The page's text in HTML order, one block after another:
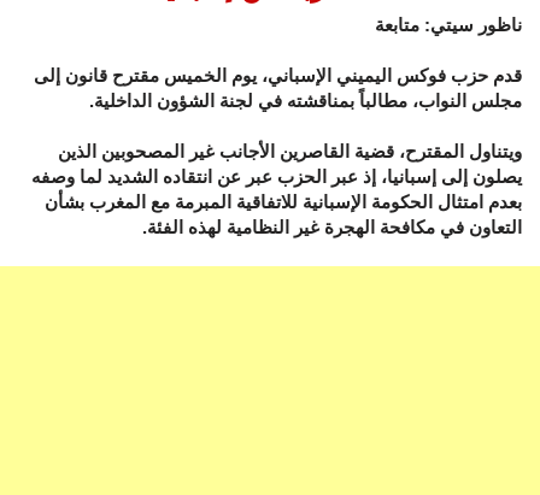
ناظور سيتي: متابعة
قدم حزب فوكس اليميني الإسباني، يوم الخميس مقترح قانون إلى
مجلس النواب، مطالباً بمناقشته في لجنة الشؤون الداخلية.
ويتناول المقترح، قضية القاصرين الأجانب غير المصحوبين الذين
يصلون إلى إسبانيا، إذ عبر الحزب عبر عن انتقاده الشديد لما وصفه
بعدم امتثال الحكومة الإسبانية للاتفاقية المبرمة مع المغرب بشأن
التعاون في مكافحة الهجرة غير النظامية لهذه الفئة.